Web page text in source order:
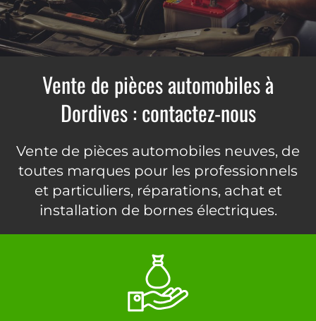
Vente de pièces automobiles à
Dordives : contactez-nous
Vente de pièces automobiles neuves, de
toutes marques pour les professionnels
et particuliers, réparations, achat et
installation de bornes électriques.